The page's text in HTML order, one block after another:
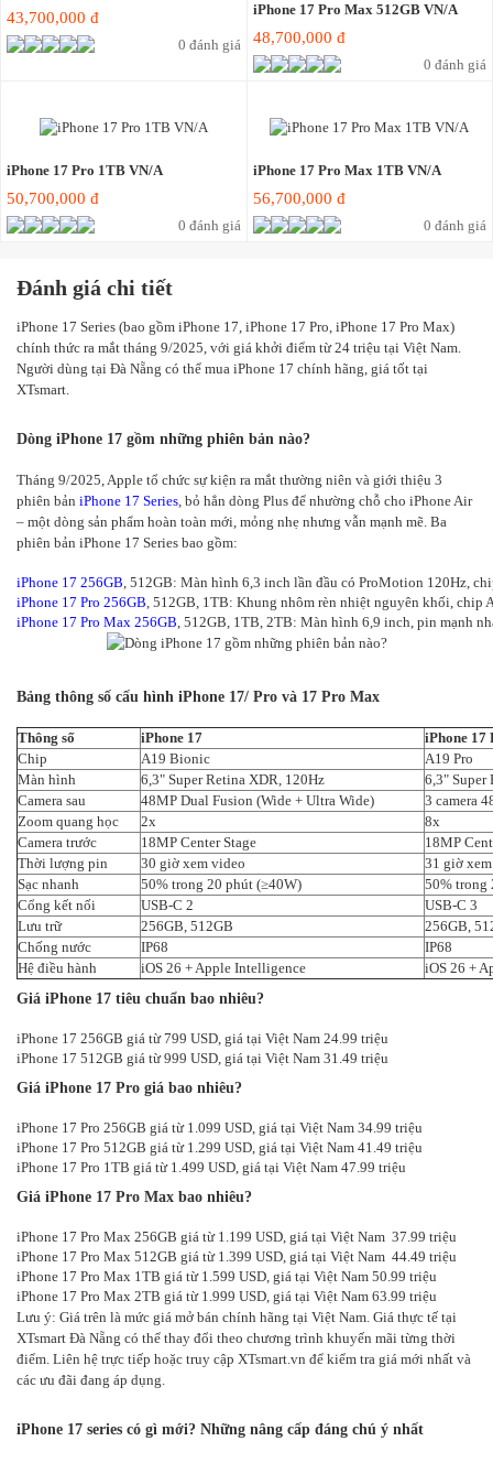
43,700,000 đ
0 đánh giá
iPhone 17 Pro Max 512GB VN/A
48,700,000 đ
0 đánh giá
iPhone 17 Pro 1TB VN/A
50,700,000 đ
0 đánh giá
iPhone 17 Pro Max 1TB VN/A
56,700,000 đ
0 đánh giá
Đánh giá chi tiết
iPhone 17 Series (bao gồm iPhone 17, iPhone 17 Pro, iPhone 17 Pro Max)
chính thức ra mắt tháng 9/2025, với giá khởi điểm từ 24 triệu tại Việt Nam.
Người dùng tại Đà Nẵng có thể mua iPhone 17 chính hãng, giá tốt tại
XTsmart.
Dòng iPhone 17 gồm những phiên bản nào?
Tháng 9/2025, Apple tổ chức sự kiện ra mắt thường niên và giới thiệu 3
phiên bản iPhone 17 Series, bỏ hẳn dòng Plus để nhường chỗ cho iPhone Air
– một dòng sản phẩm hoàn toàn mới, mỏng nhẹ nhưng vẫn mạnh mẽ. Ba
phiên bản iPhone 17 Series bao gồm:
iPhone 17 256GB, 512GB: Màn hình 6,3 inch lần đầu có ProMotion 120Hz,
iPhone 17 Pro 256GB, 512GB, 1TB: Khung nhôm rèn nhiệt nguyên khối, chip
iPhone 17 Pro Max 256GB, 512GB, 1TB, 2TB: Màn hình 6,9 inch, pin mạnh
Bảng thông số cấu hình iPhone 17/ Pro và 17 Pro Max
Thông số iPhone 17
iPhone 17
Chip
A19 Bionic
A19 Pro
Màn hình
6,3" Super Retina XDR, 120Hz
6,3" Super
Camera sau
48MP Dual Fusion (Wide + Ultra Wide)
3 camera
Zoom quang học
2x
8x
Camera trước
18MP Center Stage
18MP
Thời lượng pin
30 giờ xem video
31 giờ
Sạc nhanh
50% trong 20 phút (≥40W)
50% trong
Cổng kết nối
USB-C 2
USB-C 3
Lưu trữ
256GB, 512GB
256GB,
Chống nước
IP68
IP68
Hệ điều hành
iOS 26 + Apple Intelligence
iOS 26 +
Giá iPhone 17 tiêu chuẩn bao nhiêu?
iPhone 17 256GB giá từ 799 USD, giá tại Việt Nam 24.99 triệu
iPhone 17 512GB giá từ 999 USD, giá tại Việt Nam 31.49 triệu
Giá iPhone 17 Pro giá bao nhiêu?
iPhone 17 Pro 256GB giá từ 1.099 USD, giá tại Việt Nam 34.99 triệu
iPhone 17 Pro 512GB giá từ 1.299 USD, giá tại Việt Nam 41.49 triệu
iPhone 17 Pro 1TB giá từ 1.499 USD, giá tại Việt Nam 47.99 triệu
Giá iPhone 17 Pro Max bao nhiêu?
iPhone 17 Pro Max 256GB giá từ 1.199 USD, giá tại Việt Nam 37.99 triệu
iPhone 17 Pro Max 512GB giá từ 1.399 USD, giá tại Việt Nam 44.49 triệu
iPhone 17 Pro Max 1TB giá từ 1.599 USD, giá tại Việt Nam 50.99 triệu
iPhone 17 Pro Max 2TB giá từ 1.999 USD, giá tại Việt Nam 63.99 triệu
Lưu ý: Giá trên là mức giá mở bán chính hãng tại Việt Nam. Giá thực tế tại
XTsmart Đà Nẵng có thể thay đổi theo chương trình khuyến mãi từng thời
điểm. Liên hệ trực tiếp hoặc truy cập XTsmart.vn để kiểm tra giá mới nhất và
các ưu đãi đang áp dụng.
iPhone 17 series có gì mới? Những nâng cấp đáng chú ý nhất